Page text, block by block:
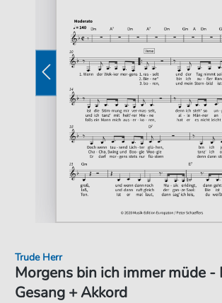
Morgens bin ich immer müde -
Gesang + Akkord
Trude Herr